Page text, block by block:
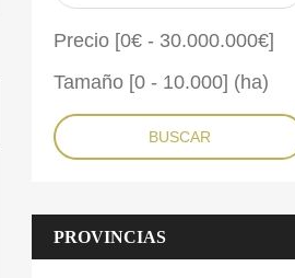
Precio [0€ - 30.000.000€]
Tamaño [0 - 10.000] (ha)
BUSCAR
PROVINCIAS